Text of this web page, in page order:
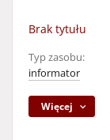
Brak tytułu
Typ zasobu:
informator
Więcej